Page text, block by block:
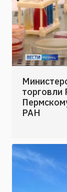
торговли
РАН